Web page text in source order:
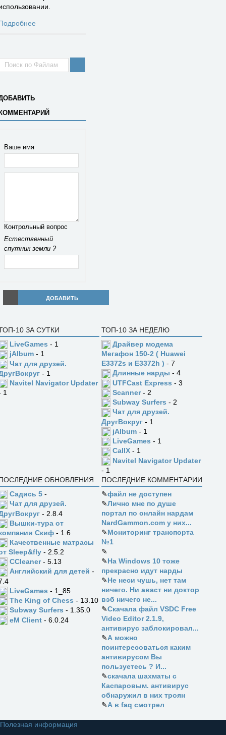
Ваше имя
Контрольный вопрос
Естественный
спутник земли ?
ДОБАВИТЬ
10 ЗА СУТКИ
LiveGames - 1
jAlbum - 1
Чат для друзей.
- 1
Navitel Navigator Updater
1
ТОП-10 ЗА НЕДЕЛЮ
Драйвер модема
Мегафон 150-2 ( Huawei
E3372s и E3372h ) - 7
Длинные нарды - 4
UTFCast Express - 3
Scanner- 2
Subway Surfers - 2
Чат для друзей.
ДругВокруг - 1
jAlbum - 1
LiveGames - 1
CallX - 1
Navitel Navigator Updater
- 1
ОБНОВЛЕНИЯ
Садись 5 -
Чат для друзей.
- 2.8.4
Вышки-тура от
Скиф - 1.6
Качественные матрасы
Sleep&fly - 2.5.2
CCleaner- 5.13
Английский для детей -
LiveGames - 1_85
The King of Chess - 13.10
Subway Surfers - 1.35.0
eM Client - 6.0.24
ПОСЛЕДНИЕ КОММЕНТАРИИ
✎файл не доступен
✎Лично мне по душе
портал по онлайн нардам
NardGammon.com у них...
✎Мониторинг транспорта
№1
✎
✎На Windows 10 тоже
прекрасно идут нарды
✎Не неси чушь, нет там
ничего. Ни аваст ни доктор
вэб ничего не...
✎Скачала файл VSDC Free
Video Editor 2.1.9,
антивирус заблокировал...
✎А можно
поинтересоваться каким
антивирусом Вы
пользуетесь ? И...
✎скачала шахматы с
Каспаровым. антивирус
обнаружил в них троян
✎А в faq смотрел
Полезная информация